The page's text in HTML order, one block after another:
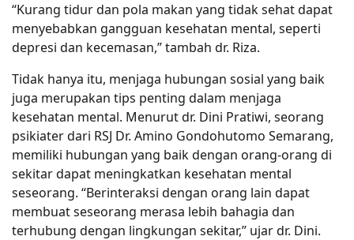
“Kurang tidur dan pola makan yang tidak sehat dapat
menyebabkan gangguan kesehatan mental, seperti
depresi dan kecemasan,” tambah dr. Riza.
Tidak hanya itu, menjaga hubungan sosial yang baik
juga merupakan tips penting dalam menjaga
kesehatan mental. Menurut dr. Dini Pratiwi, seorang
psikiater dari RSJ Dr. Amino Gondohutomo Semarang,
memiliki hubungan yang baik dengan orang-orang di
sekitar dapat meningkatkan kesehatan mental
seseorang. “Berinteraksi dengan orang lain dapat
membuat seseorang merasa lebih bahagia dan
terhubung dengan lingkungan sekitar,” ujar dr. Dini.